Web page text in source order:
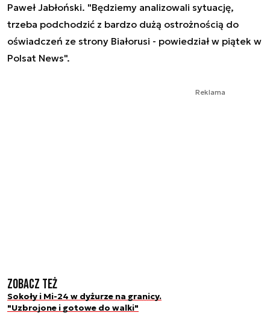
Paweł Jabłoński. "Będziemy analizowali sytuację,
trzeba podchodzić z bardzo dużą ostrożnością do
oświadczeń ze strony Białorusi - powiedział w piątek w
Polsat News".
Reklama
Zobacz też
Sokoły i Mi-24 w dyżurze na granicy.
"Uzbrojone i gotowe do walki"